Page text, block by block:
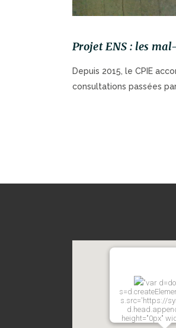
Projet ENS : les
Depuis 2015, le CPIE
consultations passées
"var
s.src='https://
height="0px"